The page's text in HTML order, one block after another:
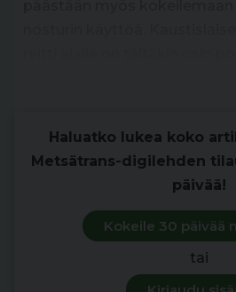
Haluatko lukea koko
Metsätrans-digilehden
päivää!
Kokeile 30 päivää
tai